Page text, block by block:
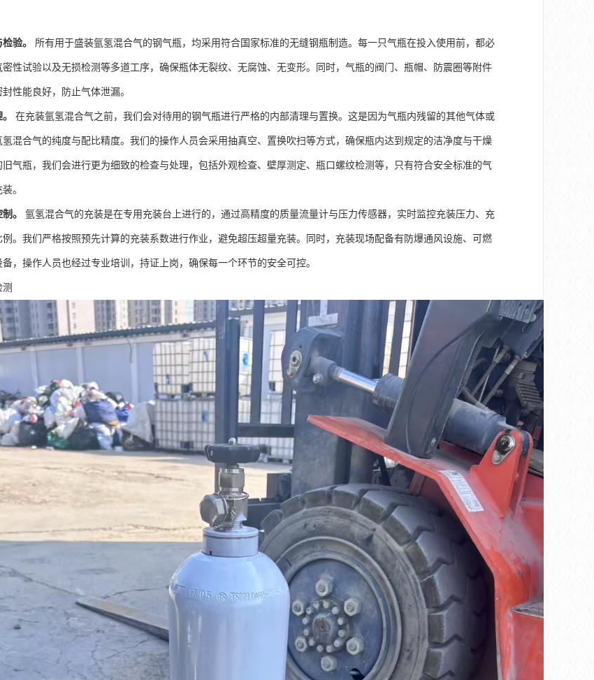
验。 所有用于盛装氩氢混合气的钢气瓶，均采用符合国家标准的无缝钢瓶制造。每一只气瓶在投入使用前，都必
性试验以及无损检测等多道工序，确保瓶体无裂纹、无腐蚀、无变形。同时，气瓶的阀门、瓶帽、防震圈等附件
性能良好，防止气体泄漏。
在充装氩氢混合气之前，我们会对待用的钢气瓶进行严格的内部清理与置换。这是因为气瓶内残留的其他气体或
混合气的纯度与配比精度。我们的操作人员会采用抽真空、置换吹扫等方式，确保瓶内达到规定的洁净度与干燥
气瓶，我们会进行更为细致的检查与处理，包括外观检查、壁厚测定、瓶口螺纹检测等，只有符合安全标准的气
。
。 氩氢混合气的充装是在专用充装台上进行的，通过高精度的质量流量计与压力传感器，实时监控充装压力、充
。我们严格按照预先计算的充装系数进行作业，避免超压超量充装。同时，充装现场配备有防爆通风设施、可燃
，操作人员也经过专业培训，持证上岗，确保每一个环节的安全可控。